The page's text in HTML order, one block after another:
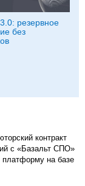
резервное
без
контракт
с «Базальт СПО»
платформу на базе